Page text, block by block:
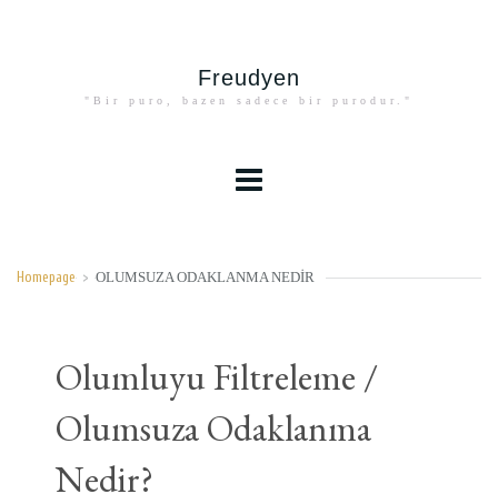
Freudyen
"Bir puro, bazen sadece bir purodur."
Homepage > OLUMSUZA ODAKLANMA NEDIR
Olumluyu Filtreleme /
Olumsuza Odaklanma
Nedir?